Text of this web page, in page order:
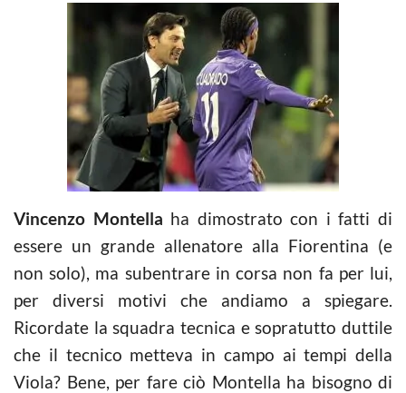
Vincenzo Montella ha dimostrato con i fatti di
essere un grande allenatore alla Fiorentina (e
non solo), ma subentrare in corsa non fa per lui,
per diversi motivi che andiamo a spiegare.
Ricordate la squadra tecnica e sopratutto duttile
che il tecnico metteva in campo ai tempi della
Viola? Bene, per fare ciò Montella ha bisogno di